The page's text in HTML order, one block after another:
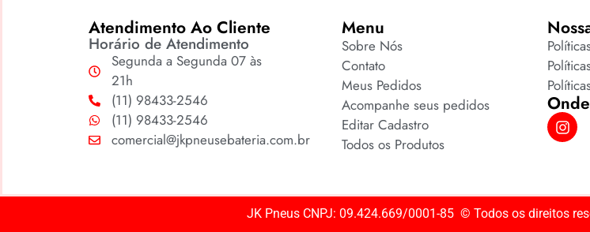
Atendimento Ao Cliente
Horário de Atendimento
Segunda a Segunda 07 às
21h
(11) 98433-2546
(11) 98433-2546
comercial@jkpneusebateria.com.br
Menu
Sobre Nós
Contato
Meus Pedidos
Acompanhe seus pedidos
Editar Cadastro
Todos os Produtos
JK Pneus CNPJ: 09.424.669/0001-85 ©️ Todos os direitos